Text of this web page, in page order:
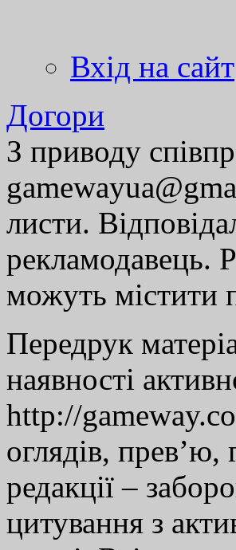
Вхід на сайт
Догори
З приводу
листи.
рекламодавець.
можуть містити
Передрук
наявності
http://
оглядів, прев’ю,
редакції –
цитування з